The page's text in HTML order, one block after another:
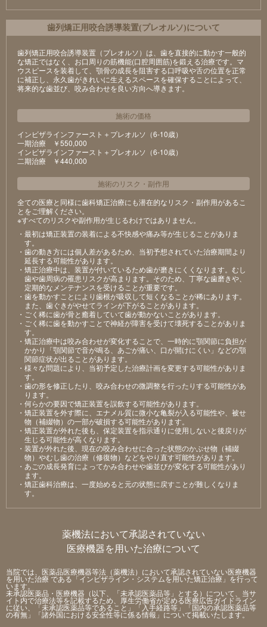
⻭列矯正⽤咬合誘導装置(プレオルソ)について
歯列矯正用咬合誘導装置（プレオルソ）は、歯を直接的に動かす一般的
な矯正ではなく、お口周りの筋機能(口腔周囲筋)を鍛える治療です。マ
ウスピースを装着して、顎骨の成長を阻害する口呼吸や舌の位置を正常
に補正し、永久歯がきれいに生えるスペースを確保することによって、
将来的な歯並び、咬み合わせを良い方向へ導きます。
施術の価格
インビザラインファースト＋プレオルソ（6-10歳）
⼀期治療 ￥550,000
インビザラインファースト＋プレオルソ（6-10歳）
⼆期治療 ￥440,000
施術のリスク ・ 副作用
全ての医療と同様に歯科矯正治療にも潜在的なリスク・副作用があるこ
とをご理解ください。
※すべてのリスクや副作用が生じるわけではありません。
・最初は矯正装置の装着による不快感や痛み等が⽣じることがありま
す。
・⻭の動き⽅には個⼈差があるため、当初予想されていた治療期間より
延⻑する可能性があります。
・矯正治療中は、装置が付いているため⻭が磨きにくくなります。むし
⻭や⻭周病の罹患リスクが⾼まります。そのため、丁寧な⻭磨きや、
定期的なメンテナンスを受けることが重要です。
・⻭を動かすことにより⻭根が吸収して短くなることが稀にあります。
また、⻭ぐきがやせてラインが下がることがあります。
・ごく稀に⻭が⾻と癒着していて⻭が動かないことがあります。
・ごく稀に⻭を動かすことで神経が障害を受けて壊死することがありま
す。
・矯正治療中は咬み合わせが変化することで、⼀時的に顎関節に負担が
かかり「顎関節で⾳が鳴る、あごが痛い、⼝が開けにくい」などの顎
関節症状が出ることがあります。
・様々な問題により、当初予定した治療計画を変更する可能性がありま
す。
・⻭の形を修正したり、咬み合わせの微調整を⾏ったりする可能性があ
ります。
・何らかの要因で矯正装置を誤飲する可能性があります。
・矯正装置を外す際に、エナメル質に微⼩な⻲裂が⼊る可能性や、被せ
物（補綴物）の⼀部が破損する可能性があります。
・矯正装置が外れた後も、保定装置を指⽰通りに使⽤しないと後戻りが
⽣じる可能性が⾼くなります。
・装置が外れた後、現在の咬み合わせに合った状態のかぶせ物（補綴
物）やむし⻭の治療（修復物）などをやり直す可能性があります。
・あごの成⻑発育によってかみ合わせや⻭並びが変化する可能性があり
ます。
・矯正⻭科治療は、⼀度始めると元の状態に戻すことが難しくなりま
す。
薬機法において承認されていない
医療機器を用いた治療について
当院では、医薬品医療機器等法（薬機法）において承認されていない医療機器
を用いた治療 である「インビザライン・システムを用いた矯正治療」を行って
います。
未承認医薬品・医療機器（以下、「未承認医薬品等」とする）について、当サ
イト内で治療法等を記載するため、厚生労働省が定める医療広告ガイドライン
に従い、「未承認医薬品等であること」「入手経路等」「国内の承認医薬品等
の有無」「諸外国における安全性等に係る情報」について掲載いたします。